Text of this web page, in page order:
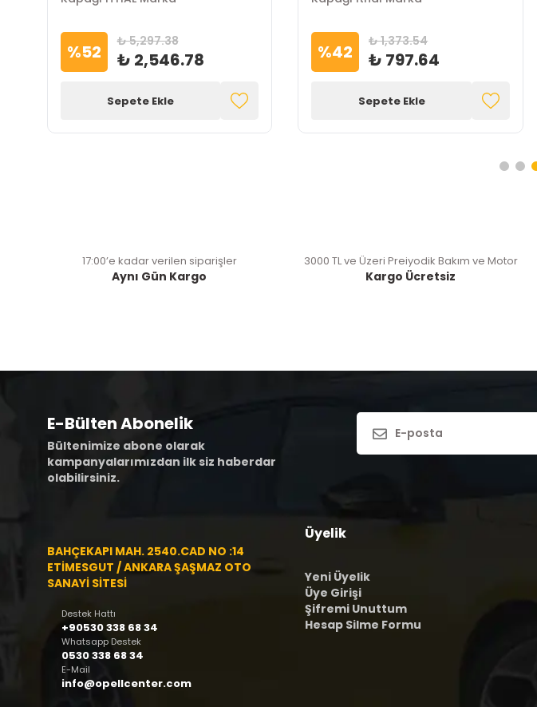
%52 ₺ 5,297.38
₺ 2,546.78
Sepete Ekle
%42 ₺ 1,373.54
₺ 797.64
Sepete Ekle
17:00’e kadar verilen siparişler
Aynı Gün Kargo
3000 TL ve Üzeri Preiyodik Bakım ve Motor
Kargo Ücretsiz
E-Bülten Abonelik
Bültenimize abone olarak
kampanyalarımızdan ilk siz haberdar
olabilirsiniz.
BAHÇEKAPI MAH. 2540.CAD NO :14
ETİMESGUT / ANKARA ŞAŞMAZ OTO
SANAYİ SİTESİ
Destek Hattı
+90530 338 68 34
Whatsapp Destek
0530 338 68 34
E-Mail
info@opellcenter.com
Üyelik
Yeni Üyelik
Üye Girişi
Şifremi Unuttum
Hesap Silme Formu